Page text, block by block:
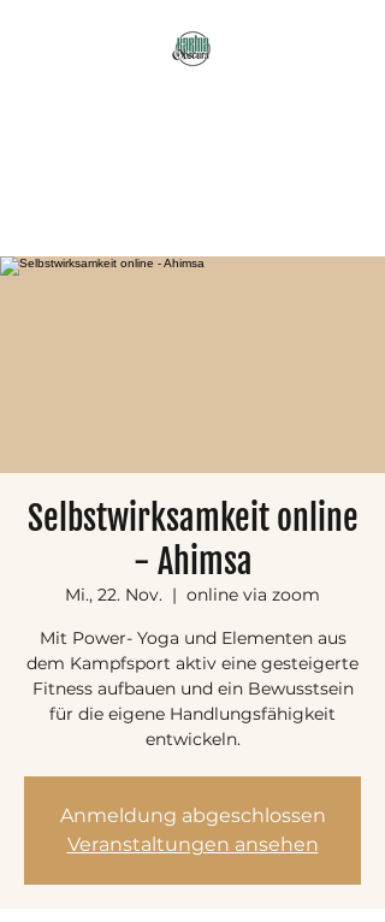
Selbstwirksamkeit online
- Ahimsa
Mi., 22. Nov.
  |
online via zoom
Mit Power- Yoga und Elementen aus
dem Kampfsport aktiv eine gesteigerte
Fitness aufbauen und ein Bewusstsein
für die eigene Handlungsfähigkeit
entwickeln.
Anmeldung abgeschlossen
Veranstaltungen ansehen